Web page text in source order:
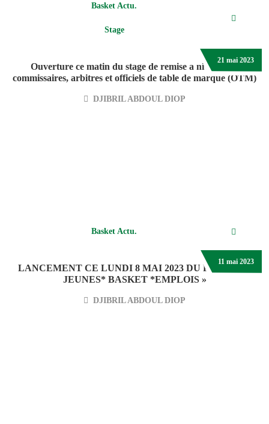
21 mai 2023
Basket Actu.
Stage
Ouverture ce matin du stage de remise a niveau des
commissaires, arbitres et officiels de table de marque (OTM)
DJIBRIL ABDOUL DIOP
11 mai 2023
Basket Actu.
LANCEMENT CE LUNDI 8 MAI 2023 DU PROJET »
JEUNES* BASKET *EMPLOIS »
DJIBRIL ABDOUL DIOP